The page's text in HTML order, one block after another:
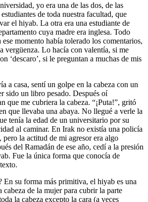
yo era una de las dos, de las
de toda nuestra facultad, que
el hiyab. La otra era una estudiante de
cuya madre era inglesa. Todo
momento había tolerado los comentarios,
vergüenza. Lo hacía con valentía, si me
‘descaro’, si le preguntan a muchas de mis
a casa, sentí un golpe en la cabeza con un
sido un libro pesado. Después oí
que me cubriera la cabeza. “¡Puta!”, gritó
que llevaba una abaya. No llegué a verle la
tenía la edad de un universitario por su
al caminar. En Irak no existía una policía
la actitud de mi agresor era algo
del Ramadán de ese año, cedí a la presión
Fue la única forma que conocía de
En su forma más primitiva, el hiyab es una
cabeza de la mujer para cubrir la parte
la cabeza excepto la cara (a veces